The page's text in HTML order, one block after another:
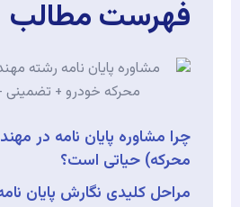
فهرست مطالب
چرا مشاوره پایان نامه در
محرکه) حیاتی است؟
مراحل کلیدی نگارش پایان